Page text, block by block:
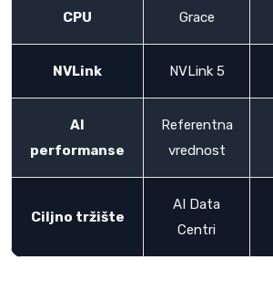
CPU Grace
NVLink NVLink 5
AI
performanse
Referentna
vrednost
Ciljno tržište
AI Data
Centri